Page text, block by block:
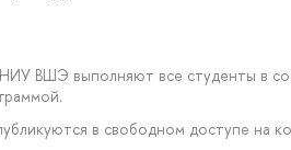
ВШЭ выполняют все студенты в
в свободном доступе